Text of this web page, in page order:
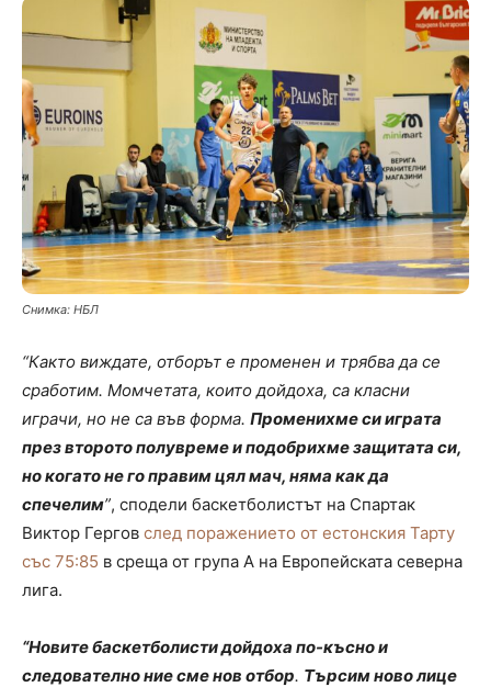
Снимка: НБЛ
“Както виждате, отборът е променен и трябва да се
сработим. Момчетата, които дойдоха, са класни
играчи, но не са във форма. Променихме си играта
през второто полувреме и подобрихме защитата си,
но когато не го правим цял мач, няма как да
спечелим”, сподели баскетболистът на Спартак
Виктор Гергов след поражението от естонския Тарту
със 75:85 в среща от група А на Европейската северна
лига.
“Новите баскетболисти дойдоха по-късно и
следователно ние сме нов отбор. Търсим ново лице